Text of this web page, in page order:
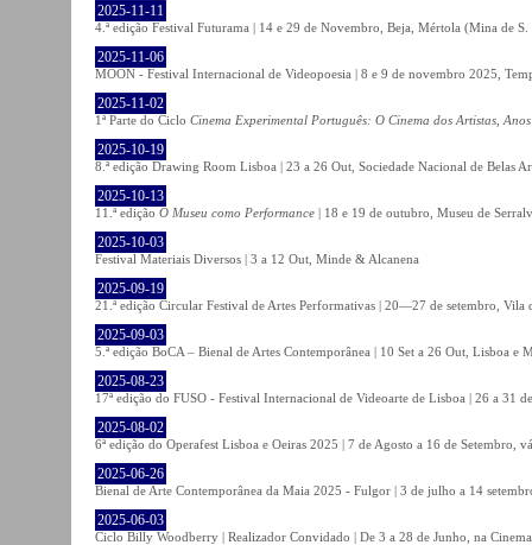
2025-11-11
4.ª edição Festival Futurama | 14 e 29 de Novembro, Beja, Mértola (Mina de
2025-11-06
MOON - Festival Internacional de Videopoesia | 8 e 9 de novembro 2025,
2025-11-02
1ª Parte do Ciclo Cinema Experimental Português: O Cinema dos Artistas,
2025-10-19
8.ª edição Drawing Room Lisboa | 23 a 26 Out, Sociedade Nacional de Belas
2025-10-13
11.ª edição O Museu como Performance | 18 e 19 de outubro, Museu de
2025-10-03
Festival Materiais Diversos | 3 a 12 Out, Minde & Alcanena
2025-09-19
21.ª edição Circular Festival de Artes Performativas | 20—27 de setembro, Vila
2025-09-03
5.ª edição BoCA – Bienal de Artes Contemporânea | 10 Set a 26 Out, Lisboa e
2025-08-23
17ª edição do FUSO - Festival Internacional de Videoarte de Lisboa | 26 a 31
2025-08-02
6ª edição do Operafest Lisboa e Oeiras 2025 | 7 de Agosto a 16 de Setembro,
2025-06-26
Bienal de Arte Contemporânea da Maia 2025 - Fulgor | 3 de julho a 14
2025-06-03
Ciclo Billy Woodberry | Realizador Convidado | De 3 a 28 de Junho, na